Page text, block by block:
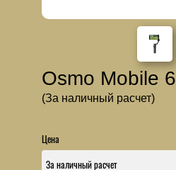
Osmo Mobile 6
(За наличный расчет)
Цена